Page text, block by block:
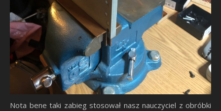
Nota bene taki zabieg stosował nasz nauczyciel z obróbki